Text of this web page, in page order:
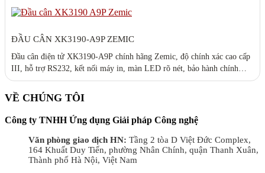
ĐẦU CÂN XK3190-A9P ZEMIC
Đầu cân điện tử XK3190-A9P chính hãng Zemic, độ chính xác cao cấp
III, hỗ trợ RS232, kết nối máy in, màn LED rõ nét, bảo hành chính
hãng tại ASTEC.
VỀ CHÚNG TÔI
Công ty TNHH Ứng dụng Giải pháp Công nghệ
Văn phòng giao dịch HN: Tầng 2 tòa D Việt Đức Complex,
164 Khuất Duy Tiến, phường Nhân Chính, quận Thanh Xuân,
Thành phố Hà Nội, Việt Nam